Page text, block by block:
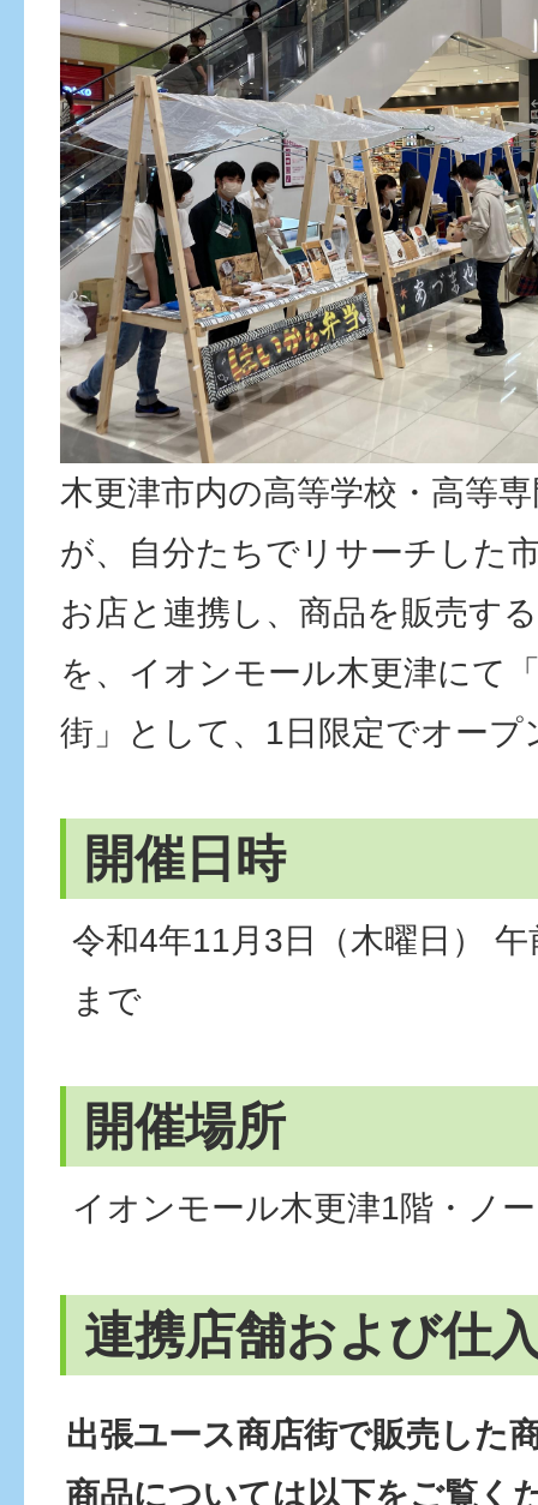
木更津市内の高等学校・高等
が、自分たちでリサーチした
お店と連携し、商品を販売す
を、イオンモール木更津にて
街」として、1日限定でオープ
開催日時
令和4年11月3日（木曜日）
まで
開催場所
イオンモール木更津1階・ノ
連携店舗および仕
出張ユース商店街で販売した
商品については以下をご覧く